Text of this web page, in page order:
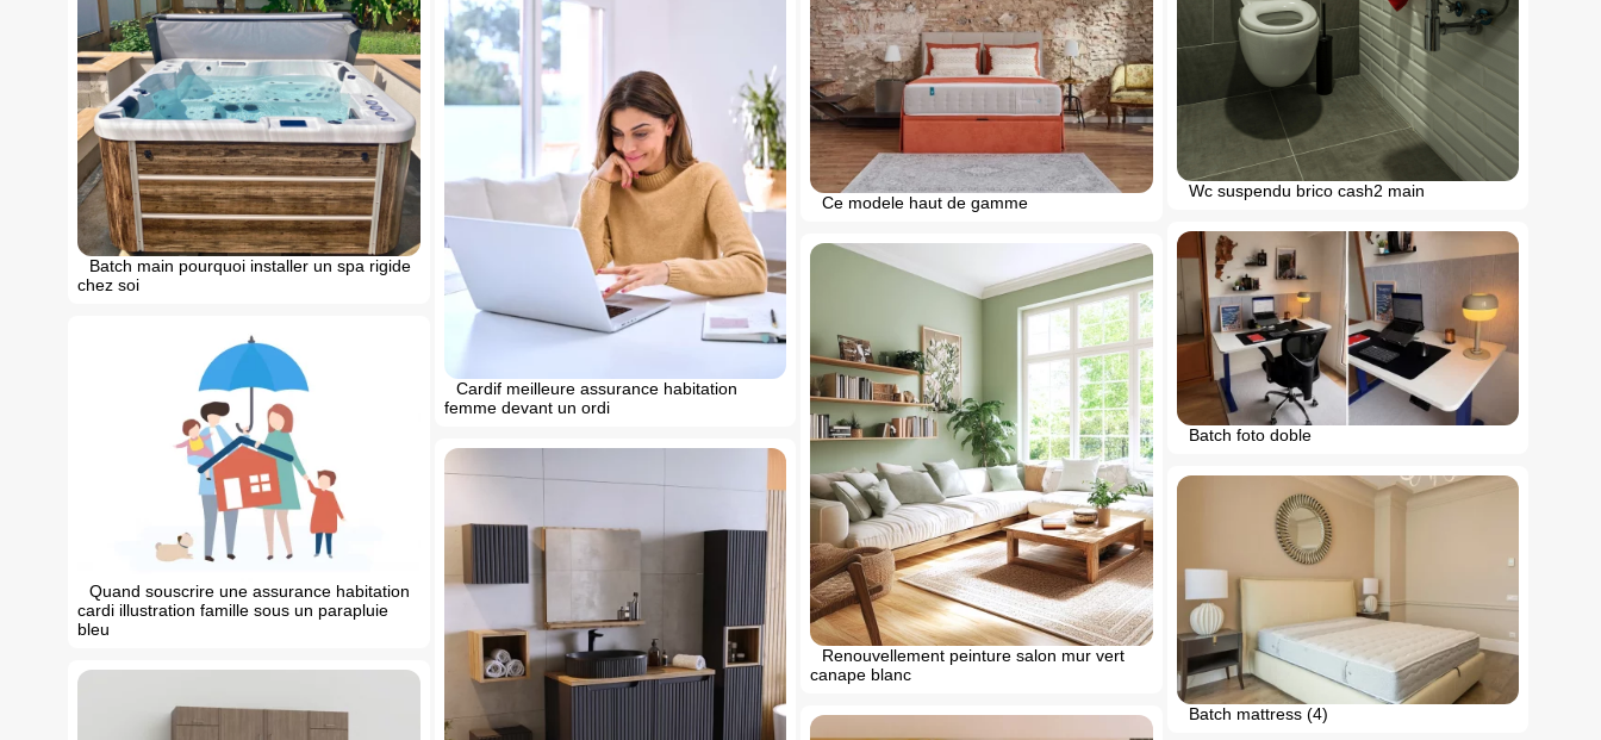
Wc suspendu brico cash2 main
Batch main pourquoi installer un spa rigide
chez soi
Cardif meilleure assurance habitation
femme devant un ordi
Ce modele haut de gamme
Batch foto doble
Renouvellement peinture salon mur vert
canape blanc
Quand souscrire une assurance habitation
cardi illustration famille sous un parapluie
bleu
Batch mattress (4)